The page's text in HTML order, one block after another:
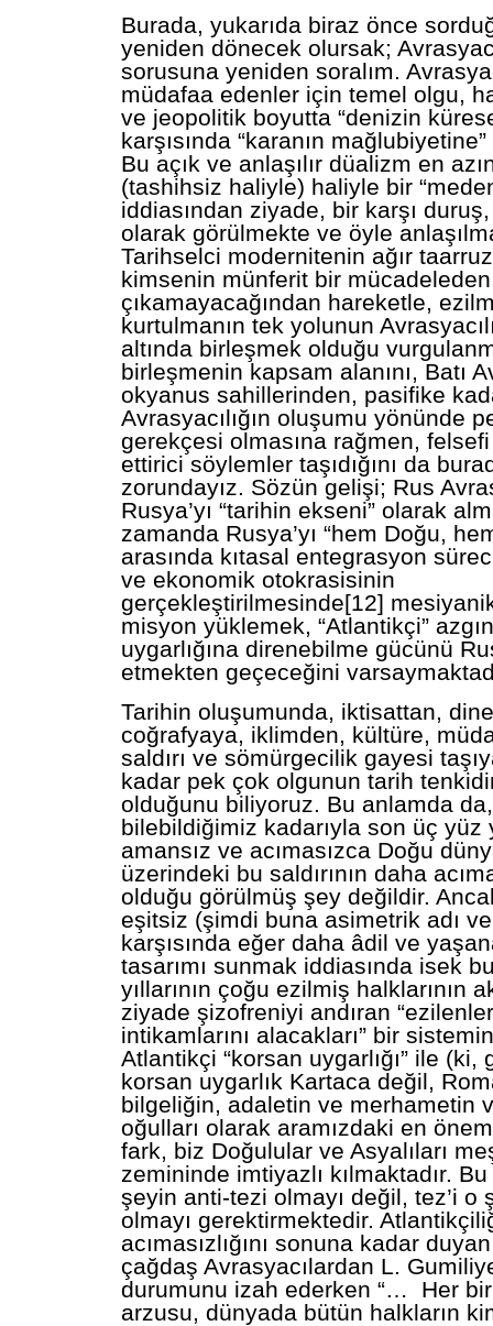
Burada, yukarıda biraz önce
yeniden dönecek olursak;
sorusuna yeniden soralım.
müdafaa edenler için temel olgu,
ve jeopolitik boyutta “denizin
karşısında “karanın
Bu açık ve anlaşılır düalizm en
(tashihsiz haliyle) haliyle bir
iddiasından ziyade, bir karşı
olarak görülmekte ve öyle
Tarihselci modernitenin ağır
kimsenin münferit bir mücadeleden
çıkamayacağından hareketle,
kurtulmanın tek yolunun
altında birleşmek olduğu
birleşmenin kapsam alanını, Batı
okyanus sahillerinden, pasifike
Avrasyacılığın oluşumu yönünde
gerekçesi olmasına rağmen,
ettirici söylemler taşıdığını da
zorundayız. Sözün gelişi; Rus
Rusya’yı “tarihin ekseni” olarak
zamanda Rusya’yı “hem Doğu,
arasında kıtasal entegrasyon
ve ekonomik otokrasisinin
gerçekleştirilmesinde[12]
misyon yüklemek, “Atlantikçi”
uygarlığına direnebilme gücünü
etmekten geçeceğini
Tarihin oluşumunda, iktisattan,
coğrafyaya, iklimden, kültüre,
saldırı ve sömürgecilik gayesi
kadar pek çok olgunun tarih
olduğunu biliyoruz. Bu anlamda
bilebildiğimiz kadarıyla son üç yüz
amansız ve acımasızca Doğu
üzerindeki bu saldırının daha
olduğu görülmüş şey değildir.
eşitsiz (şimdi buna asimetrik adı
karşısında eğer daha âdil ve
tasarımı sunmak iddiasında isek
yıllarının çoğu ezilmiş halklarının
ziyade şizofreniyi andıran
intikamlarını alacakları” bir
Atlantikçi “korsan uygarlığı” ile (ki,
korsan uygarlık Kartaca değil,
bilgeliğin, adaletin ve merhametin
oğulları olarak aramızdaki en
fark, biz Doğulular ve Asyalıları
zemininde imtiyazlı kılmaktadır.
şeyin anti-tezi olmayı değil, tez’i o
olmayı gerektirmektedir.
acımasızlığını sonuna kadar
çağdaş Avrasyacılardan L.
durumunu izah ederken “… Her bir
arzusu, dünyada bütün halkların